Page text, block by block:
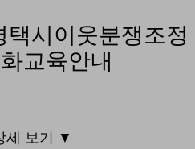
택시이웃분쟁조정
교육안내
세 보기 ▼